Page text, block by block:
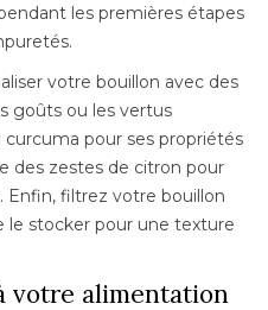
les premières étapes
votre bouillon avec des
goûts ou les vertus
pour ses propriétés
des zestes de citron pour
filtrez votre bouillon
le stocker pour une texture
votre alimentation